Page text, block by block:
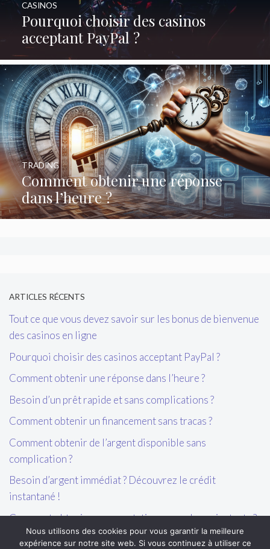
Pourquoi choisir des casinos
acceptant PayPal ?
CASINOS
Comment obtenir une réponse
dans l’heure ?
TRADING
ARTICLES RÉCENTS
Tout ce que vous devez savoir sur les bonus de bienvenue
des casinos en ligne
Pourquoi choisir des casinos acceptant PayPal ?
Comment obtenir une réponse dans l’heure ?
Besoin d’un prêt rapide et sans complications ?
Comment obtenir un financement sans tracas ?
Comment obtenir de l’argent disponible sans
complication ?
Besoin d’argent immédiat ? Découvrez le crédit
instantané !
Comment obtenir une acceptation en quelques instants ?
Nous utilisons des cookies pour vous garantir la meilleure
expérience sur notre site web. Si vous continuez à utiliser ce